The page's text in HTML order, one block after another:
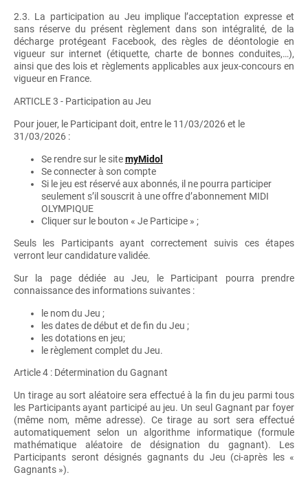
2.3. La participation au Jeu implique l’acceptation expresse et
sans réserve du présent règlement dans son intégralité, de la
décharge protégeant Facebook, des règles de déontologie en
vigueur sur internet (étiquette, charte de bonnes conduites,…),
ainsi que des lois et règlements applicables aux jeux-concours en
vigueur en France.
ARTICLE 3 - Participation au Jeu
Pour jouer, le Participant doit, entre le 11/03/2026 et le
31/03/2026 :
Se rendre sur le sitemyMidol
Se connecter à son compte
Si le jeu est réservé aux abonnés, il ne pourra participer
seulement s’il souscrit à une offre d’abonnement MIDI
OLYMPIQUE
Cliquer sur le bouton « Je Participe » ;
Seuls les Participants ayant correctement suivis ces étapes
verront leur candidature validée.
Sur la page dédiée au Jeu, le Participant pourra prendre
connaissance des informations suivantes :
le nom du Jeu ;
les dates de début et de fin du Jeu ;
les dotations en jeu;
le règlement complet du Jeu.
Article 4 : Détermination du Gagnant
Un tirage au sort aléatoire sera effectué à la fin du jeu parmi tous
les Participants ayant participé au jeu. Un seul Gagnant par foyer
(même nom, même adresse). Ce tirage au sort sera effectué
automatiquement selon un algorithme informatique (formule
mathématique aléatoire de désignation du gagnant). Les
Participants seront désignés gagnants du Jeu (ci-après les «
Gagnants »).